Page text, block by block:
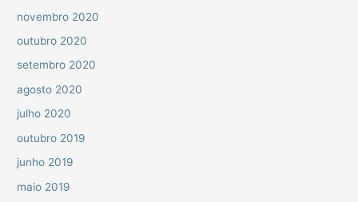
novembro 2020
outubro 2020
setembro 2020
agosto 2020
julho 2020
outubro 2019
junho 2019
maio 2019